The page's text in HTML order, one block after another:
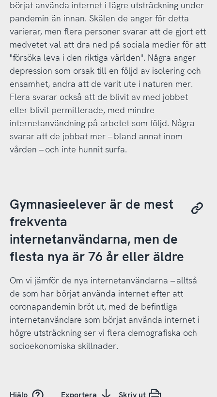
börjat använda internet i lägre utsträckning under
pandemin än innan. Skälen de anger för detta
varierar, men flera personer svarar att de gjort ett
medvetet val att dra ned på sociala medier för att
"försöka leva i den riktiga världen". Några anger
depression som orsak till en följd av isolering och
ensamhet, andra att de varit ute i naturen mer.
Flera svarar också att de blivit av med jobbet
eller blivit permitterade, med mindre
internetanvändning på arbetet som följd. Några
svarar att de jobbat mer – bland annat inom
vården – och inte hunnit surfa.
Gymnasieelever är de mest
frekventa
internetanvändarna, men de
flesta nya är 76 år eller äldre
Om vi jämför de nya internetanvändarna – alltså
de som har börjat använda internet efter att
coronapandemin bröt ut, med de befintliga
internetanvändare som börjat använda internet i
högre utsträckning ser vi flera demografiska och
socioekonomiska skillnader.
Hjälp Exportera Skriv ut